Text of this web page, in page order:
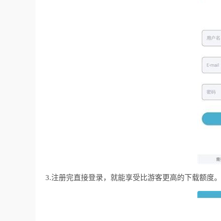
3.注册完直接登录，就能享受比游客更高的下载额度。